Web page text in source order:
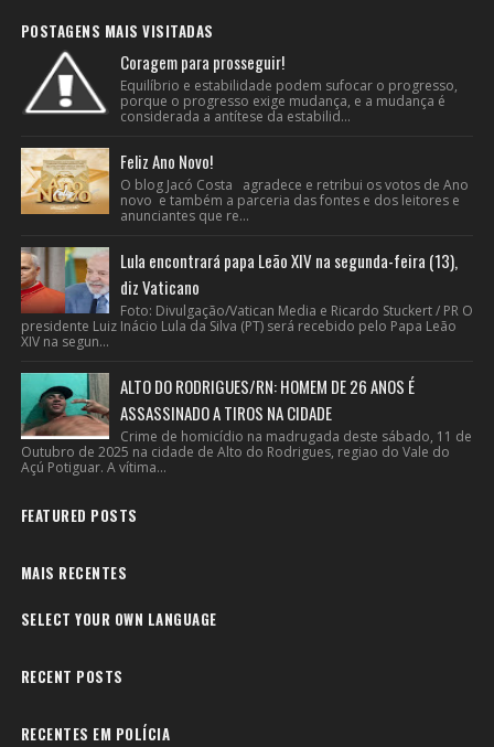
POSTAGENS MAIS VISITADAS
Coragem para prosseguir!
Equilíbrio e estabilidade podem sufocar o progresso,
porque o progresso exige mudança, e a mudança é
considerada a antítese da estabilid...
Feliz Ano Novo!
O blog Jacó Costa agradece e retribui os votos de Ano
novo e também a parceria das fontes e dos leitores e
anunciantes que re...
Lula encontrará papa Leão XIV na segunda-feira (13),
diz Vaticano
Foto: Divulgação/Vatican Media e Ricardo Stuckert / PR O
presidente Luiz Inácio Lula da Silva (PT) será recebido pelo Papa Leão
XIV na segun...
ALTO DO RODRIGUES/RN: HOMEM DE 26 ANOS É
ASSASSINADO A TIROS NA CIDADE
Crime de homicídio na madrugada deste sábado, 11 de
Outubro de 2025 na cidade de Alto do Rodrigues, regiao do Vale do
Açú Potiguar. A vítima...
FEATURED POSTS
MAIS RECENTES
SELECT YOUR OWN LANGUAGE
RECENT POSTS
RECENTES EM POLÍCIA